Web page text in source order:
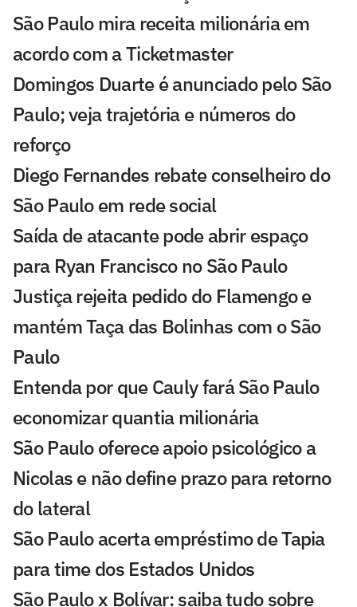
São Paulo mira receita milionária em
acordo com a Ticketmaster
Domingos Duarte é anunciado pelo São
Paulo; veja trajetória e números do
reforço
Diego Fernandes rebate conselheiro do
São Paulo em rede social
Saída de atacante pode abrir espaço
para Ryan Francisco no São Paulo
Justiça rejeita pedido do Flamengo e
mantém Taça das Bolinhas com o São
Paulo
Entenda por que Cauly fará São Paulo
economizar quantia milionária
São Paulo oferece apoio psicológico a
Nicolas e não define prazo para retorno
do lateral
São Paulo acerta empréstimo de Tapia
para time dos Estados Unidos
São Paulo x Bolívar: saiba tudo sobre